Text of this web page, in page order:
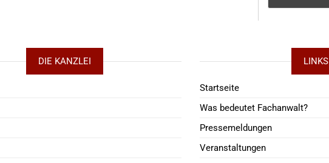
DIE KANZLEI LINKS
Startseite
Was bedeutet Fachanwalt?
Pressemeldungen
Veranstaltungen